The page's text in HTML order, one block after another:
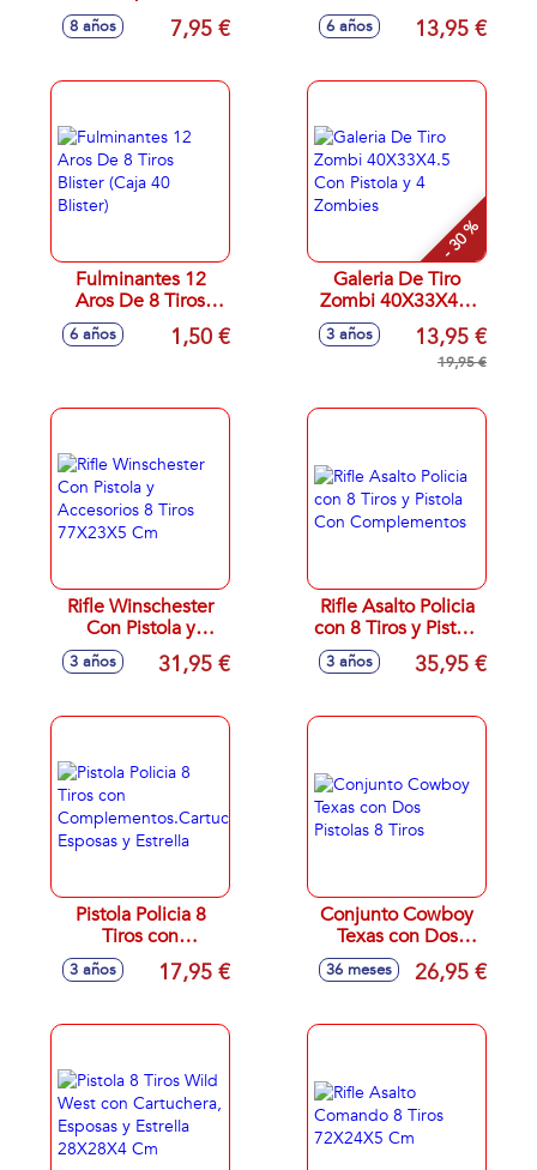
19x6x28cm
8 años 7,95 €
COLORES SDOS
6 años 13,95 €
Fulminantes 12
Aros De 8 Tiros
Blister (Caja 40
Blister)
6 años 1,50 €
- 30 %
Galeria De Tiro
Zombi 40X33X4.5
Con Pistola y 4
Zombies
3 años 13,95 €
19,95 €
Rifle Winschester
Con Pistola y
Accesorios 8 Tiros
77X23X5 Cm
3 años 31,95 €
Rifle Asalto Policia
con 8 Tiros y Pistola
Con
Complementos
3 años 35,95 €
Pistola Policia 8
Tiros con
Complementos.Cartuchera,
Esposas y Estrella
3 años 17,95 €
Conjunto Cowboy
Texas con Dos
Pistolas 8 Tiros
36 meses 26,95 €